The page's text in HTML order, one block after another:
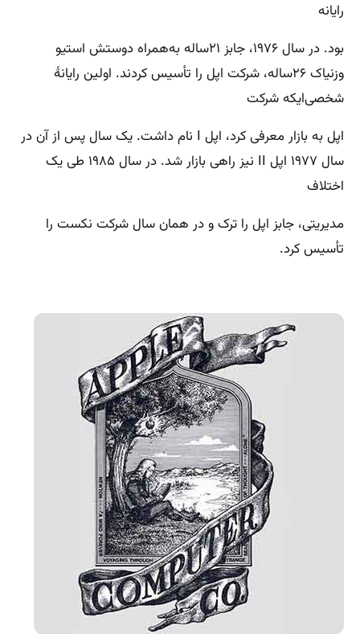
رایانه
بود. در سال ۱۹۷۶، جابز ۲۱ساله به‌همراه دوستش استیو
وزنیاک ۲۶ساله، شرکت اپل را تأسیس کردند. اولین رایانهٔ
شخصی‌ایکه شرکت
اپل به بازار معرفی کرد، اپل I نام داشت. یک سال پس از آن در
سال ۱۹۷۷ اپل II نیز راهی بازار شد. در سال ۱۹۸۵ طی یک
اختلاف
مدیریتی، جابز اپل را ترک و در همان سال شرکت نکست را
تأسیس کرد.